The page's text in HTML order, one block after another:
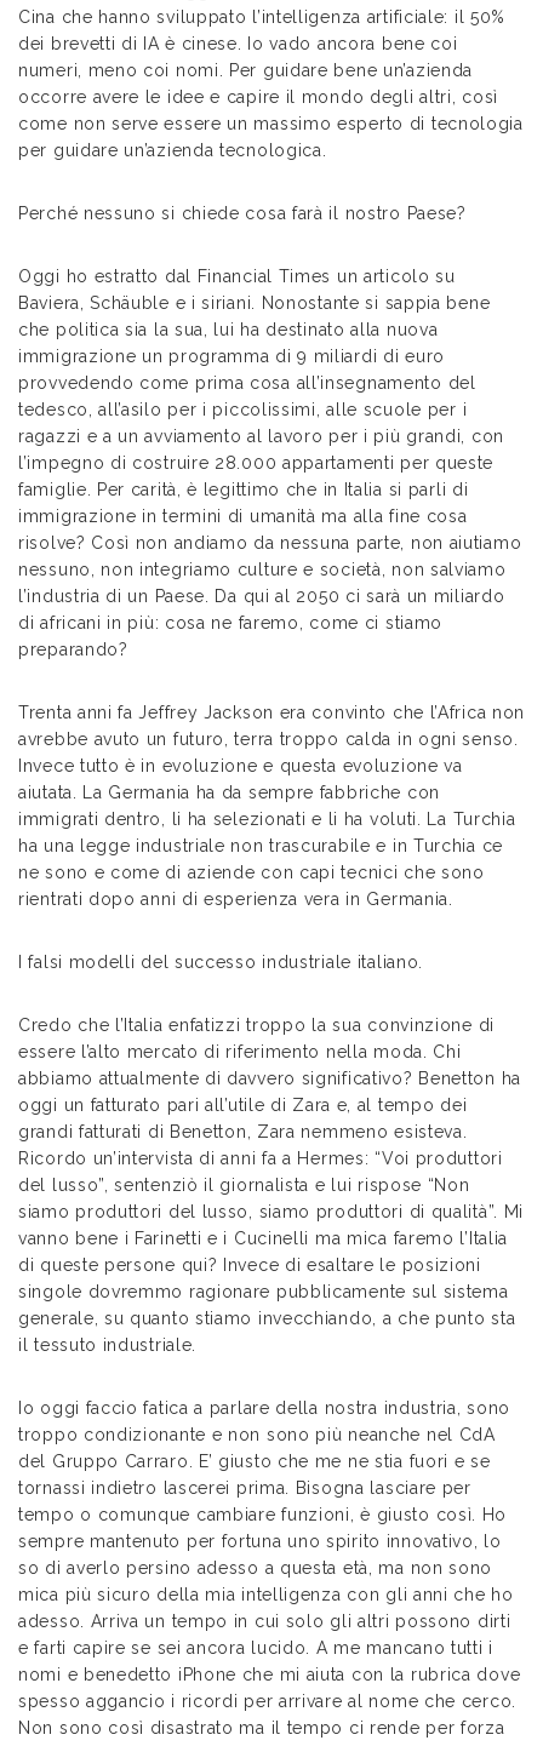
Cina che hanno sviluppato l’intelligenza artificiale: il 50%
dei brevetti di IA è cinese. Io vado ancora bene coi
numeri, meno coi nomi. Per guidare bene un’azienda
occorre avere le idee e capire il mondo degli altri, così
come non serve essere un massimo esperto di tecnologia
per guidare un’azienda tecnologica.
Perché nessuno si chiede cosa farà il nostro Paese?
Oggi ho estratto dal Financial Times un articolo su
Baviera, Schäuble e i siriani. Nonostante si sappia bene
che politica sia la sua, lui ha destinato alla nuova
immigrazione un programma di 9 miliardi di euro
provvedendo come prima cosa all’insegnamento del
tedesco, all’asilo per i piccolissimi, alle scuole per i
ragazzi e a un avviamento al lavoro per i più grandi, con
l’impegno di costruire 28.000 appartamenti per queste
famiglie. Per carità, è legittimo che in Italia si parli di
immigrazione in termini di umanità ma alla fine cosa
risolve? Così non andiamo da nessuna parte, non aiutiamo
nessuno, non integriamo culture e società, non salviamo
l’industria di un Paese. Da qui al 2050 ci sarà un miliardo
di africani in più: cosa ne faremo, come ci stiamo
preparando?
Trenta anni fa Jeffrey Jackson era convinto che l’Africa non
avrebbe avuto un futuro, terra troppo calda in ogni senso.
Invece tutto è in evoluzione e questa evoluzione va
aiutata. La Germania ha da sempre fabbriche con
immigrati dentro, li ha selezionati e li ha voluti. La Turchia
ha una legge industriale non trascurabile e in Turchia ce
ne sono e come di aziende con capi tecnici che sono
rientrati dopo anni di esperienza vera in Germania.
I falsi modelli del successo industriale italiano.
Credo che l’Italia enfatizzi troppo la sua convinzione di
essere l’alto mercato di riferimento nella moda. Chi
abbiamo attualmente di davvero significativo? Benetton ha
oggi un fatturato pari all’utile di Zara e, al tempo dei
grandi fatturati di Benetton, Zara nemmeno esisteva.
Ricordo un’intervista di anni fa a Hermes: “Voi produttori
del lusso”, sentenziò il giornalista e lui rispose “Non
siamo produttori del lusso, siamo produttori di qualità”. Mi
vanno bene i Farinetti e i Cucinelli ma mica faremo l’Italia
di queste persone qui? Invece di esaltare le posizioni
singole dovremmo ragionare pubblicamente sul sistema
generale, su quanto stiamo invecchiando, a che punto sta
il tessuto industriale.
Io oggi faccio fatica a parlare della nostra industria, sono
troppo condizionante e non sono più neanche nel CdA
del Gruppo Carraro. E’ giusto che me ne stia fuori e se
tornassi indietro lascerei prima. Bisogna lasciare per
tempo o comunque cambiare funzioni, è giusto così. Ho
sempre mantenuto per fortuna uno spirito innovativo, lo
so di averlo persino adesso a questa età, ma non sono
mica più sicuro della mia intelligenza con gli anni che ho
adesso. Arriva un tempo in cui solo gli altri possono dirti
e farti capire se sei ancora lucido. A me mancano tutti i
nomi e benedetto iPhone che mi aiuta con la rubrica dove
spesso aggancio i ricordi per arrivare al nome che cerco.
Non sono così disastrato ma il tempo ci rende per forza